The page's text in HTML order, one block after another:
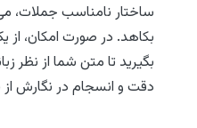
ساختار نامناسب جملات،
بکاهد. در صورت امکان،
بگیرید تا متن شما از نظر
دقت و انسجام در نگارش